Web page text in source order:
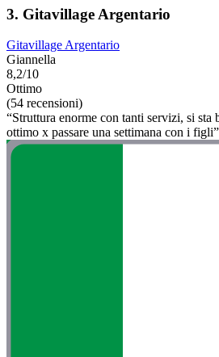
3. Gitavillage Argentario
Gitavillage Argentario
Giannella
8,2/10
Ottimo
(54 recensioni)
“Struttura enorme con tanti servizi, si sta
ottimo x passare una settimana con i figli”